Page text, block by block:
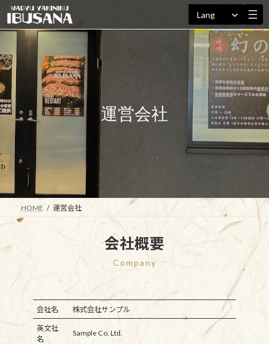
コ
ン
テ
ン
ツ
へ
ス
キ
ナ
ビ
ゲ
ー
シ
ョ
ン
に
Lang
運営会社
HOME 運営会社
会社概要
Company
会社名 株式会社サンプル
英文社
名
Sample Co. Ltd.